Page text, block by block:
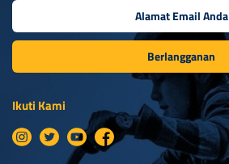
Berlangganan
Ikuti Kami